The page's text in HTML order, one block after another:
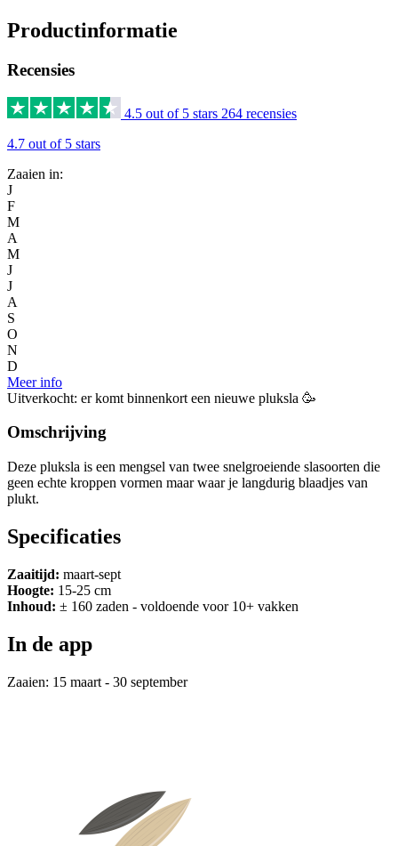
Productinformatie
Recensies
4.5 out of 5 stars 264 recensies
4.7 out of 5 stars
Zaaien in:
J
F
M
A
M
J
J
A
S
O
N
D
Meer info
Uitverkocht: er komt binnenkort een nieuwe pluksla 🥳
Omschrijving
Deze pluksla is een mengsel van twee snelgroeiende slasoorten die
geen echte kroppen vormen maar waar je langdurig blaadjes van
plukt.
Specificaties
Zaaitijd: maart-sept
Hoogte: 15-25 cm
Inhoud: ± 160 zaden - voldoende voor 10+ vakken
In de app
Zaaien: 15 maart - 30 september